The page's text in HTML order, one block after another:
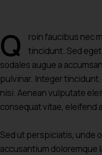
Q
roin faucibus nec
tincidunt. Sed
sodales augue a
pulvinar. Integer
nisi. Aenean vulputate
consequat vitae, eleifend
Sed ut perspiciatis, unde
accusantium doloremque